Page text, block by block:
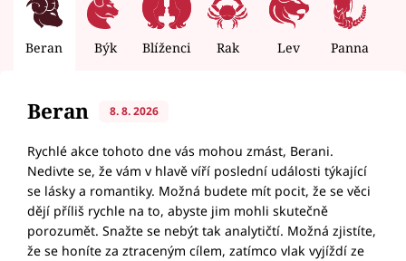
Beran Býk Blíženci Rak Lev Panna
Beran 8. 8. 2026
Rychlé akce tohoto dne vás mohou zmást, Berani.
Nedivte se, že vám v hlavě víří poslední události týkající
se lásky a romantiky. Možná budete mít pocit, že se věci
dějí příliš rychle na to, abyste jim mohli skutečně
porozumět. Snažte se nebýt tak analytičtí. Možná zjistíte,
že se honíte za ztraceným cílem, zatímco vlak vyjíždí ze